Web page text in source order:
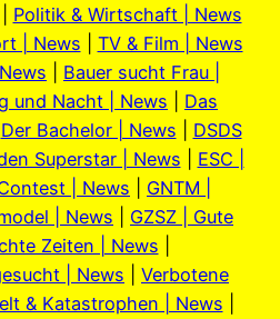
Politik & Wirtschaft | News
| News
TV & Film | News
Bauer sucht Frau |
und Nacht | News
Das
Der Bachelor | News
DSDS
Superstar | News
ESC |
| News
GNTM |
| News
GZSZ | Gute
Zeiten | News
| News
Verbotene
& Katastrophen | News